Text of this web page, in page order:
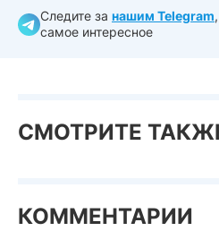
Следите за нашим Telegram
самое интересное
СМОТРИТЕ
КОММЕНТАРИИ